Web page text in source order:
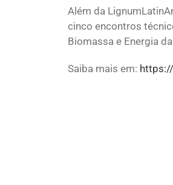
Além da
cinco encontros
Biomassa e Energia
Saiba mais em: